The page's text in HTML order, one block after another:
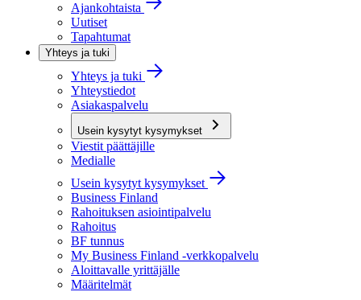
Ajankohtaista
Uutiset
Tapahtumat
Yhteys ja tuki
Yhteys ja tuki
Yhteystiedot
Asiakaspalvelu
Usein kysytyt kysymykset
Viestit päättäjille
Medialle
Usein kysytyt kysymykset
Business Finland
Rahoituksen asiointipalvelu
Rahoitus
BF tunnus
My Business Finland -verkkopalvelu
Aloittavalle yrittäjälle
Määritelmät